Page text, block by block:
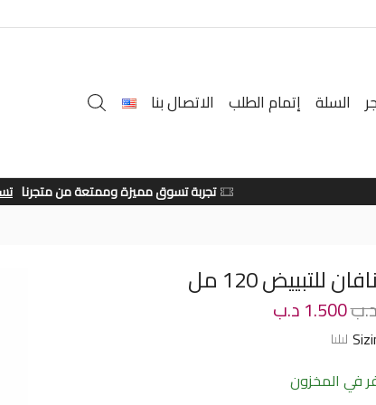
السلة إتمام الطلب الاتصال بنا
تجربة تسوق مميزة وممتعة من متجرنا تسوق الان
للتبييض 120 مل
1.500د.ب
في المخزون